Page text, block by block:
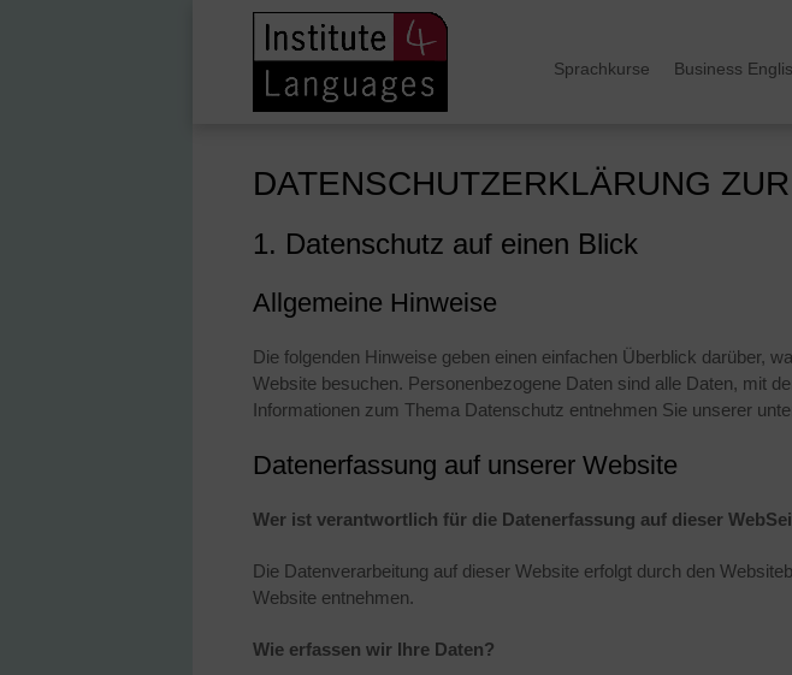
Sprachkurse Business
DATENSCHUTZERKLÄRUNG
1. Datenschutz auf einen Blick
Allgemeine Hinweise
Die folgenden Hinweise geben einen einfachen Überblick darüber,
Website besuchen. Personenbezogene Daten sind alle Daten, mit
Informationen zum Thema Datenschutz entnehmen Sie unserer
Datenerfassung auf unserer Website
Wer ist verantwortlich für die Datenerfassung auf dieser
Die Datenverarbeitung auf dieser Website erfolgt durch den
Website entnehmen.
Wie erfassen wir Ihre Daten?